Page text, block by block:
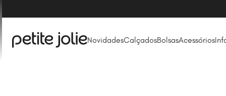
NovidadesCalçadosBolsasAcessórios